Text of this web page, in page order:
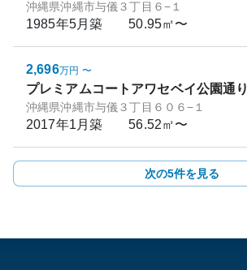
沖縄県沖縄市与儀３丁目６−１
1985年5月築 50.95㎡〜
2,696万円 〜
プレミアムコートアワセベイ公園通り
沖縄県沖縄市与儀３丁目６０６−１
2017年1月築 56.52㎡〜
次の5件を見る